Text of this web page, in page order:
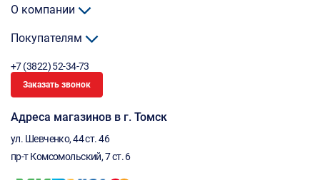
О компании
Покупателям
+7 (3822) 52-34-73
Заказать звонок
Адреса магазинов в г. Томск
ул. Шевченко, 44 ст. 46
пр-т Комсомольский, 7 ст. 6